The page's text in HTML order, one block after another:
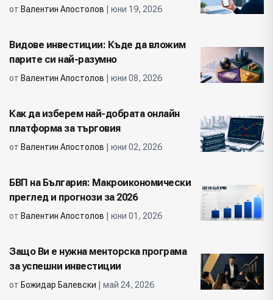
от Валентин Апостолов | юни 19, 2026
Видове инвестиции: Къде да вложим
парите си най-разумно
от Валентин Апостолов | юни 08, 2026
Как да изберем най-добрата онлайн
платформа за търговия
от Валентин Апостолов | юни 02, 2026
БВП на България: Макроикономически
преглед и прогнози за 2026
от Валентин Апостолов | юни 01, 2026
Защо Ви е нужна менторска програма
за успешни инвестиции
от Божидар Балевски | май 24, 2026